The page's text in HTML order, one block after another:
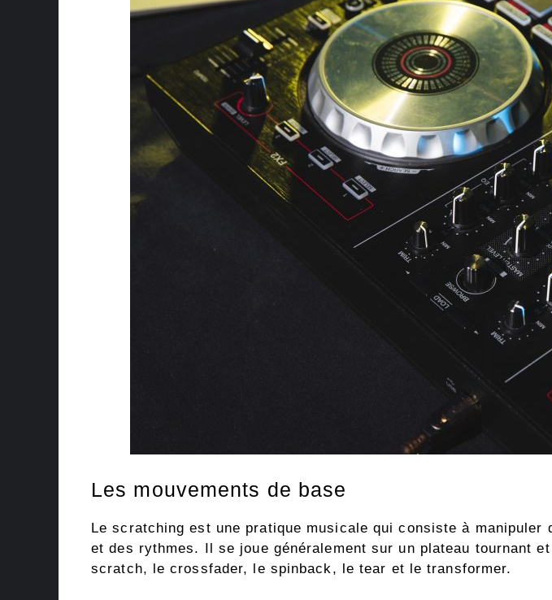
Les mouvements de base
Le scratching est une pratique musicale qui consiste à
et des rythmes. Il se joue généralement sur un plateau tournant
scratch, le crossfader, le spinback, le tear et le transformer.